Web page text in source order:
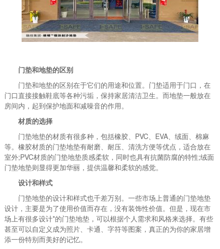
门垫和地垫的区别
门垫和地垫的区别在于它们的用途和位置。门垫适用于门口，在
门口直接接触鞋底等各种污垢，保持家居清洁卫生。而地垫一般放在
房间内，起到保护地面和减噪音的作用。
材质的选择
门垫地垫的材质有很多种，包括橡胶、PVC、EVA、绒面、棉麻
等。橡胶材质的门垫地垫有耐磨、耐压、清洗方便等优点，适合放在
室外;PVC材质的门垫地垫质感柔软，同时也具有抗菌防腐的特性;绒面
门垫地垫则显得更加华丽，提供温馨和柔软的感觉。
设计和样式
门垫地垫的设计和样式也千差万别。一些市场上普通的门垫地垫
设计，主要是为了使用价值而存在，没有装饰性价值。但是，现在市
场上有很多设计*的门垫地垫，可以根据个人需求和风格来选择。有些
甚至可以自定义成为照片、卡通、字符等图案，真正的为你的家居增
添一份特别而美好的记忆。